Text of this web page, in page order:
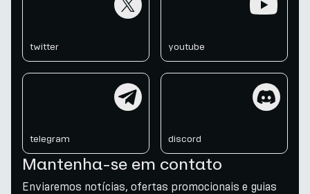
twitter youtube
telegram discord
Mantenha-se em contato
Enviaremos notícias, ofertas promocionais e guias